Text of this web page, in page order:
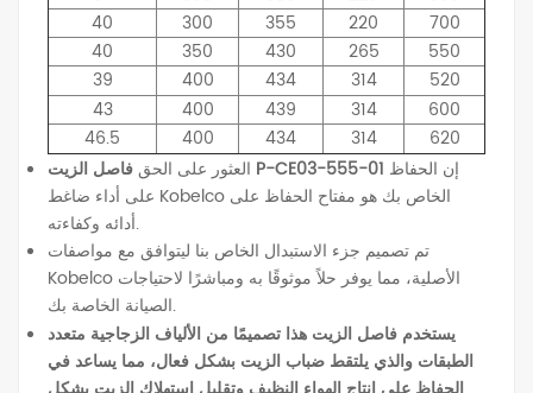
40
300 355 220
700
40
350 430 265
550
39
400 434 314
520
43
400 439 314
600
46.5
400 434 314
620
العثور على الحق فاصل الزيت P-CE03-555-01
على أداء ضاغط Kobelco الخاص بك هو مفتاح الحفاظ على
أدائه وكفاءته.
تم تصميم جزء الاستبدال الخاص بنا ليتوافق مع مواصفات
Kobelco الأصلية، مما يوفر حلاً موثوقًا به ومباشرًا لاحتياجات
الصيانة الخاصة بك.
يستخدم فاصل الزيت هذا تصميمًا من الألياف الزجاجية متعدد
الطبقات والذي يلتقط ضباب الزيت بشكل فعال، مما يساعد في